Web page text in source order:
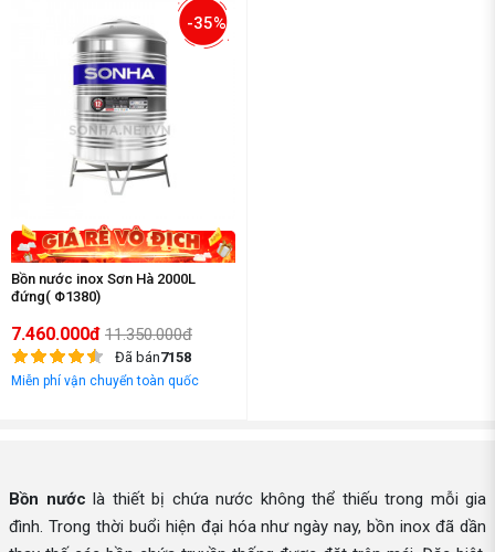
-35%
Bồn nước inox Sơn Hà 2000L
đứng( Φ1380)
7.460.000đ 11.350.000đ
Đã bán7158
Miễn phí vận chuyển toàn quốc
Bồn nước là thiết bị chứa nước không thể thiếu trong mỗi gia
đình. Trong thời buổi hiện đại hóa như ngày nay, bồn inox đã dần